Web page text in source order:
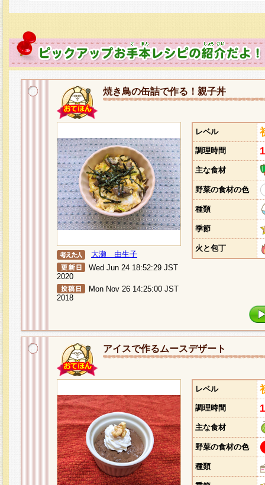
焼き鳥の缶詰で作る！親子丼
大瀬 由生子
Wed Jun 24 18:52:29 JST
2020
Mon Nov 26 14:25:00 JST
2018
レベル
調理時間
主な食材
野菜の食材の色
種類
季節
火と包丁
アイスで作るムースデザート
レベル
調理時間
主な食材
野菜の食材の色
種類